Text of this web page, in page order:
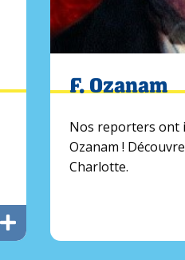
F. Ozanam
Nos reporters ont
Ozanam !
Charlotte.